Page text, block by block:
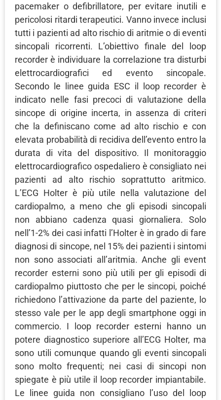
pacemaker o defibrillatore, per evitare inutili e
pericolosi ritardi terapeutici. Vanno invece inclusi
tutti i pazienti ad alto rischio di aritmie o di eventi
sincopali ricorrenti. L’obiettivo finale del loop
recorder è individuare la correlazione tra disturbi
elettrocardiografici ed evento sincopale.
Secondo le linee guida ESC il loop recorder è
indicato nelle fasi precoci di valutazione della
sincope di origine incerta, in assenza di criteri
che la definiscano come ad alto rischio e con
elevata probabilità di recidiva dell’evento entro la
durata di vita del dispositivo. Il monitoraggio
elettrocardiografico ospedaliero è consigliato nei
pazienti ad alto rischio soprattutto aritmico.
L’ECG Holter è più utile nella valutazione del
cardiopalmo, a meno che gli episodi sincopali
non abbiano cadenza quasi giornaliera. Solo
nell’1-2% dei casi infatti l’Holter è in grado di fare
diagnosi di sincope, nel 15% dei pazienti i sintomi
non sono associati all’aritmia. Anche gli event
recorder esterni sono più utili per gli episodi di
cardiopalmo piuttosto che per le sincopi, poiché
richiedono l’attivazione da parte del paziente, lo
stesso vale per le app degli smartphone oggi in
commercio. I loop recorder esterni hanno un
potere diagnostico superiore all’ECG Holter, ma
sono utili comunque quando gli eventi sincopali
sono molto frequenti; nei casi di sincopi non
spiegate è più utile il loop recorder impiantabile.
Le linee guida non consigliano l’uso del loop